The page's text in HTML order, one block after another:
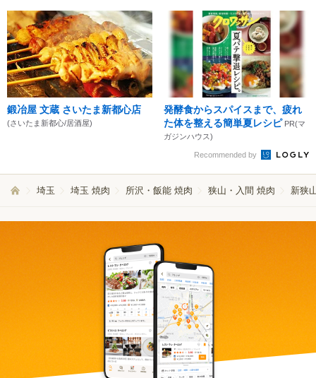
鍛冶屋 文蔵 さいたま新都心店
(さいたま新都心/居酒屋)
発酵食からスパイスまで、疲れ
た体を整える簡単夏レシピ PR(マ
ガジンハウス)
Recommended by
埼玉 埼玉 焼肉 所沢・飯能 焼肉 狭山・入間 焼肉 新狭